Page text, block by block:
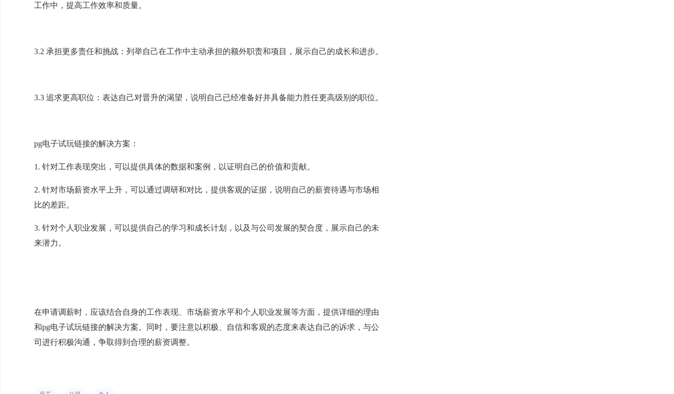
工作中，提高工作效率和质量。
3.2 承担更多责任和挑战：列举自己在工作中主动承担的额外职责和项目，展示自己的成长和进步。
3.3 追求更高职位：表达自己对晋升的渴望，说明自己已经准备好并具备能力胜任更高级别的职位。
pg电子试玩链接的解决方案：
1. 针对工作表现突出，可以提供具体的数据和案例，以证明自己的价值和贡献。
2. 针对市场薪资水平上升，可以通过调研和对比，提供客观的证据，说明自己的薪资待遇与市场相
比的差距。
3. 针对个人职业发展，可以提供自己的学习和成长计划，以及与公司发展的契合度，展示自己的未
来潜力。
在申请调薪时，应该结合自身的工作表现、市场薪资水平和个人职业发展等方面，提供详细的理由
和pg电子试玩链接的解决方案。同时，要注意以积极、自信和客观的态度来表达自己的诉求，与公
司进行积极沟通，争取得到合理的薪资调整。